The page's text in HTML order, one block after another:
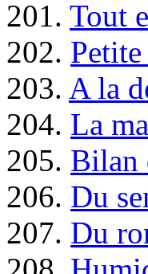
201. Tout
202.
203. A la
204. La
205. Bilan
206. Du
207. Du